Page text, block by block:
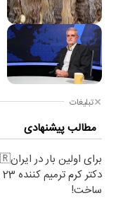
تبلیغات
مطالب پیشنهادی
ساخت!